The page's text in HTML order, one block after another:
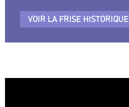
VOIR LA FRISE HISTORIQUE